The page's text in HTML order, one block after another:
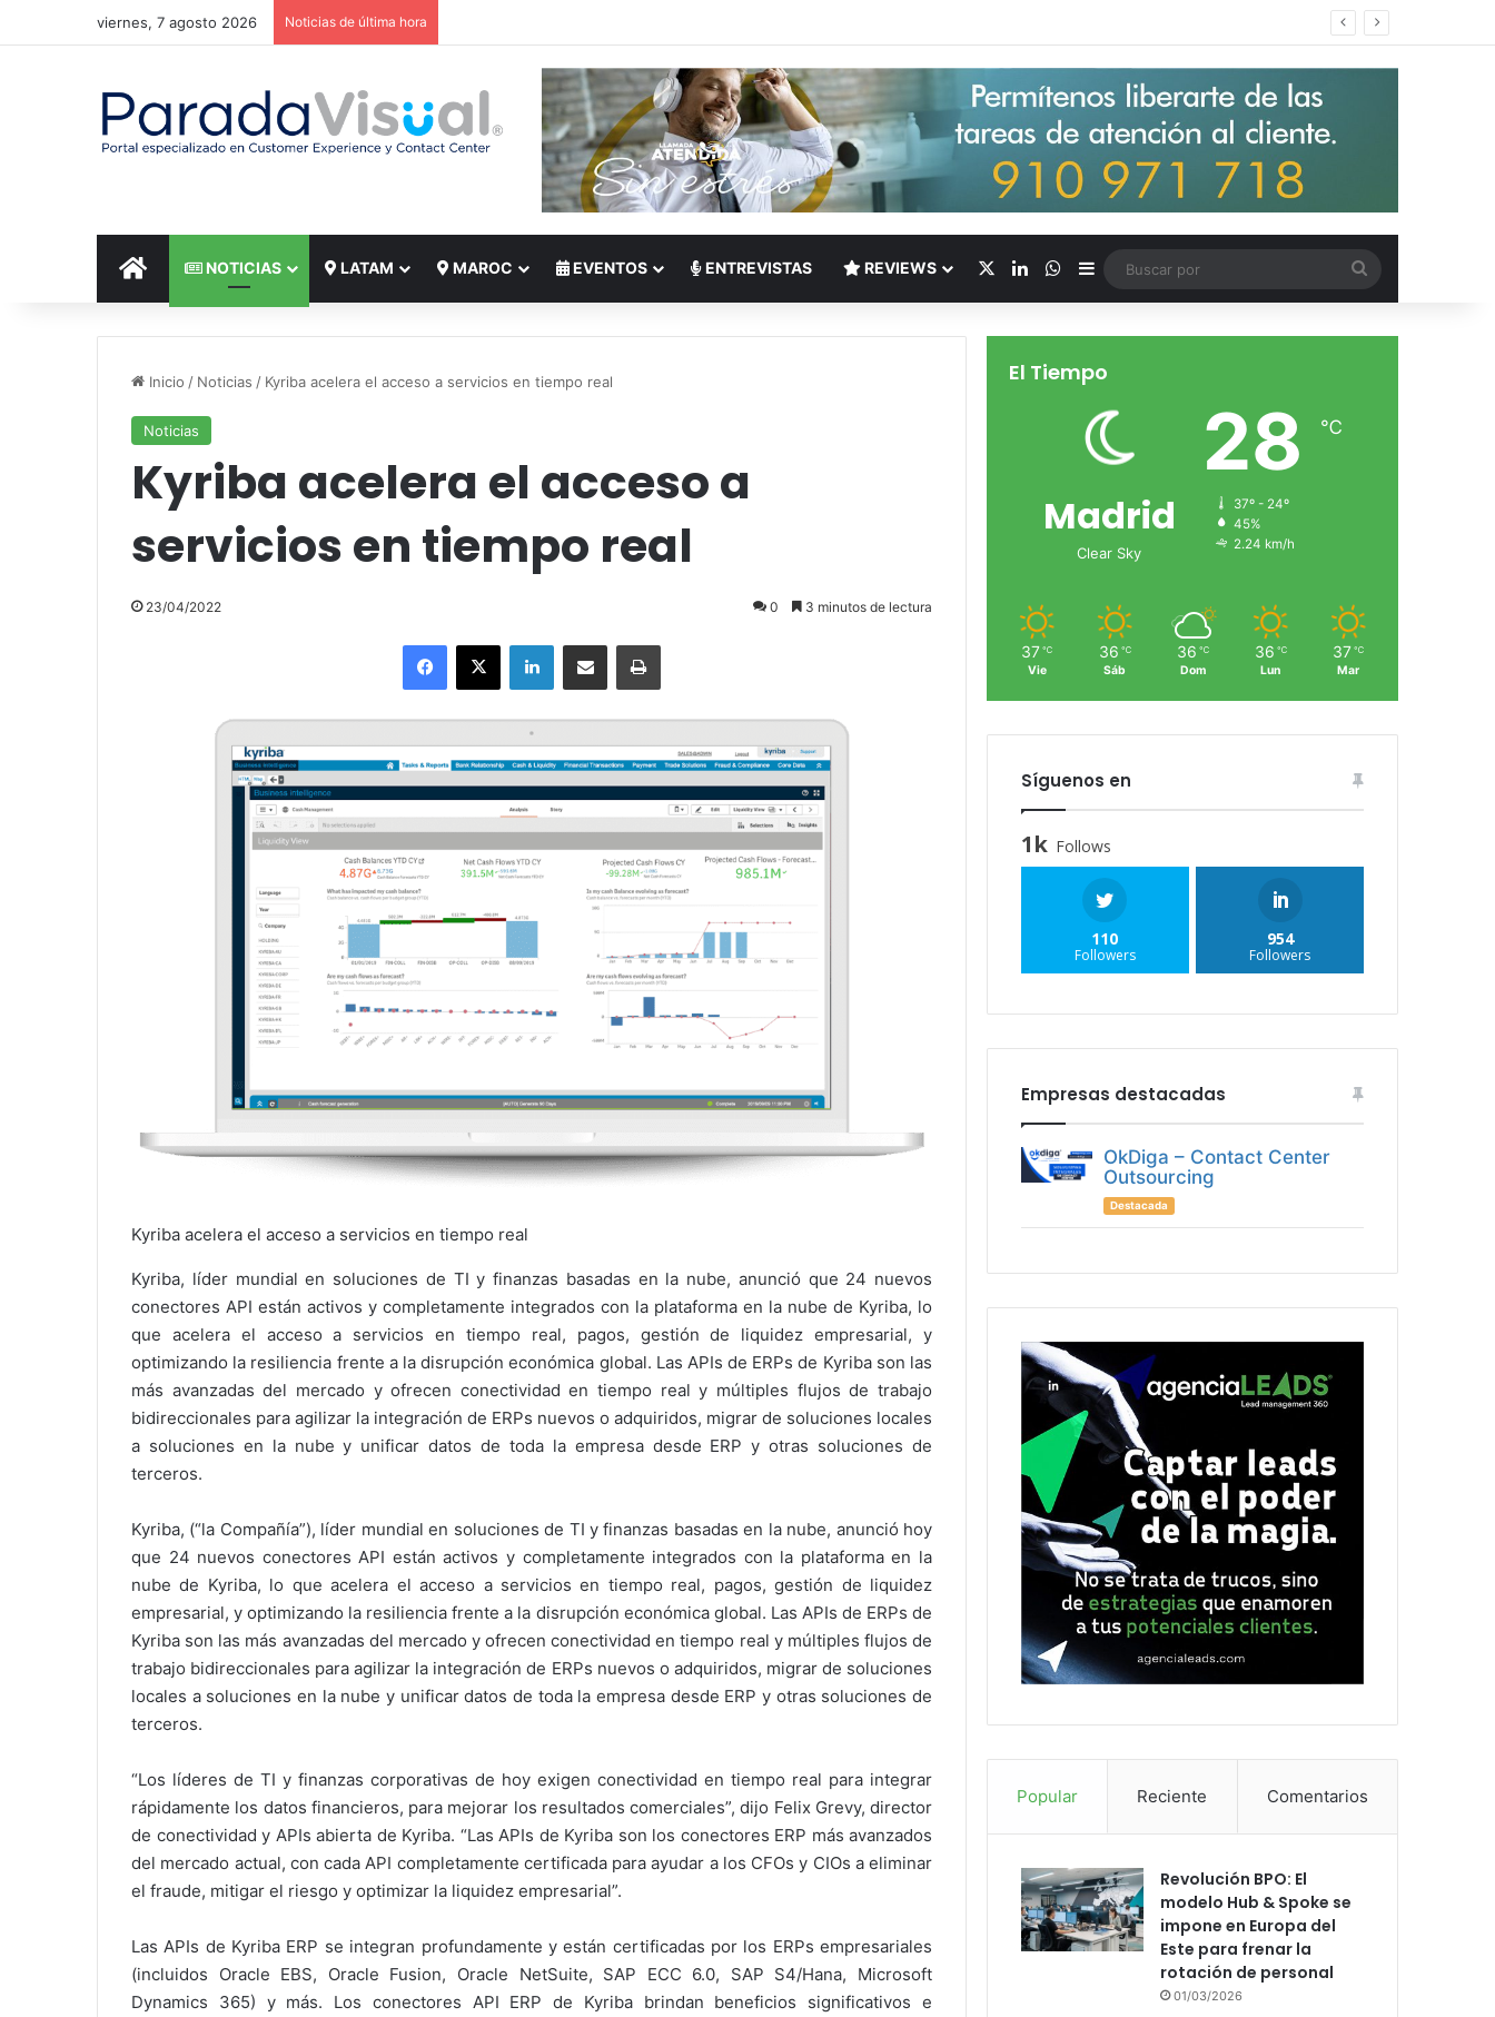
viernes, 7 agosto 2026 Noticias de última hora
INICIO NOTICIAS LATAM MAROC EVENTOS ENTREVISTAS REVIEWS LinkedInWhatsApp
Barra lateral
por
Inicio / Noticias / Kyriba acelera el acceso a servicios en tiempo real
Noticias
Kyriba acelera el acceso a
servicios en tiempo real
23/04/2022 0 3 minutos de lectura
Facebook
X LinkedInCompartir por correo electrónicoImprimir
Kyriba acelera el acceso a servicios en tiempo real
Kyriba, líder mundial en soluciones de TI y finanzas basadas en la nube, anunció que 24 nuevos
conectores API están activos y completamente integrados con la plataforma en la nube de Kyriba, lo
que acelera el acceso a servicios en tiempo real, pagos, gestión de liquidez empresarial, y
optimizando la resiliencia frente a la disrupción económica global. Las APIs de ERPs de Kyriba son las
más avanzadas del mercado y ofrecen conectividad en tiempo real y múltiples flujos de trabajo
bidireccionales para agilizar la integración de ERPs nuevos o adquiridos, migrar de soluciones locales
a soluciones en la nube y unificar datos de toda la empresa desde ERP y otras soluciones de
terceros.
Kyriba, (“la Compañía”), líder mundial en soluciones de TI y finanzas basadas en la nube, anunció hoy
que 24 nuevos conectores API están activos y completamente integrados con la plataforma en la
nube de Kyriba, lo que acelera el acceso a servicios en tiempo real, pagos, gestión de liquidez
empresarial, y optimizando la resiliencia frente a la disrupción económica global. Las APIs de ERPs de
Kyriba son las más avanzadas del mercado y ofrecen conectividad en tiempo real y múltiples flujos de
trabajo bidireccionales para agilizar la integración de ERPs nuevos o adquiridos, migrar de soluciones
locales a soluciones en la nube y unificar datos de toda la empresa desde ERP y otras soluciones de
terceros.
“Los líderes de TI y finanzas corporativas de hoy exigen conectividad en tiempo real para integrar
rápidamente los datos financieros, para mejorar los resultados comerciales”, dijo Felix Grevy, director
de conectividad y APIs abierta de Kyriba. “Las APIs de Kyriba son los conectores ERP más avanzados
del mercado actual, con cada API completamente certificada para ayudar a los CFOs y CIOs a eliminar
el fraude, mitigar el riesgo y optimizar la liquidez empresarial”.
Las APIs de Kyriba ERP se integran profundamente y están certificadas por los ERPs empresariales
(incluidos Oracle EBS, Oracle Fusion, Oracle NetSuite, SAP ECC 6.0, SAP S4/Hana, Microsoft
Dynamics 365) y más. Los conectores API ERP de Kyriba brindan beneficios significativos e
El Tiempo
Madrid
Clear Sky
28 ℃
37º - 24º
45%
2.24 km/h
37 ℃
Vie
36 ℃
Sáb
36 ℃
Dom
36 ℃
Lun
37 ℃
Mar
Síguenos en
1k Follows
110
Followers
954
Followers
Empresas destacadas
OkDiga – Contact Center
Outsourcing
Destacada
Popular Reciente Comentarios
Revolución BPO: El
modelo Hub & Spoke se
impone en Europa del
Este para frenar la
rotación de personal
01/03/2026